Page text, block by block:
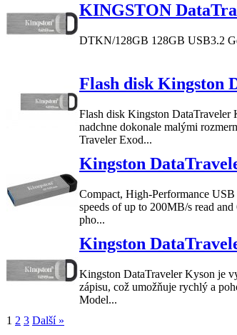
KINGSTON
DTKN/128GB 128GB USB3.2
Flash disk Kingston
Flash disk Kingston DataTraveler
nadchne dokonale malými
Traveler Exod...
Kingston
Compact, High-Performance
speeds of up to 200MB/s read
pho...
Kingston
Kingston DataTraveler Kyson je
zápisu, což umožňuje rychlý a
Model...
1 2 3 Další »